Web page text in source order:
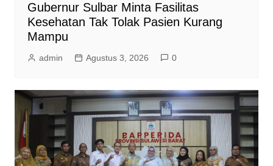
Gubernur Sulbar Minta Fasilitas
Kesehatan Tak Tolak Pasien Kurang
Mampu
admin Agustus 3, 2026 0